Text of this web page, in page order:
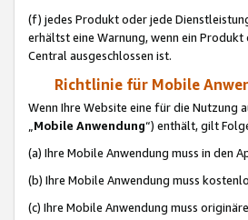
(f) jedes Produkt oder jede
erhältst eine Warnung, wenn ein
Central ausgeschlossen ist.
Richtlinie für Mobile
Wenn Ihre Website eine für die
„Mobile Anwendung“) enthält, gilt
(a) Ihre Mobile Anwendung muss in den
(b) Ihre Mobile Anwendung muss
(c) Ihre Mobile Anwendung muss